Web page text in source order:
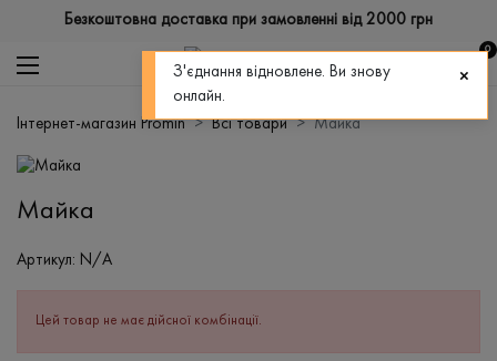
Безкоштовна доставка при замовленні від 2000 грн
0
Інтернет-магазин Promin Всі товари Майка
Майка
Артикул: N/A
Цей товар не має дійсної комбінації.
З'єднання відновлене. Ви знову
онлайн.